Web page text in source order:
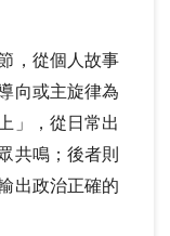
，從個人故事
向或主旋律為
」，從日常出
共鳴；後者則
出政治正確的